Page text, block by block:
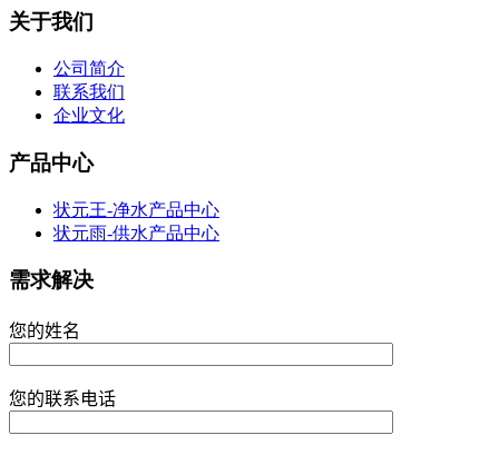
关于我们
公司简介
联系我们
企业文化
产品中心
状元王-净水产品中心
状元雨-供水产品中心
需求解决
您的姓名
您的联系电话